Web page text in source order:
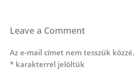
Leave a Comment
Az e-mail címet nem tesszük közzé.
* karakterrel jelöltük